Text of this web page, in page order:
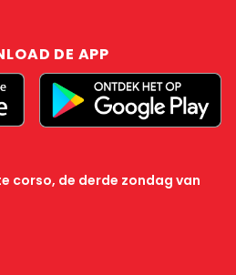
DE APP
corso, de derde zondag van